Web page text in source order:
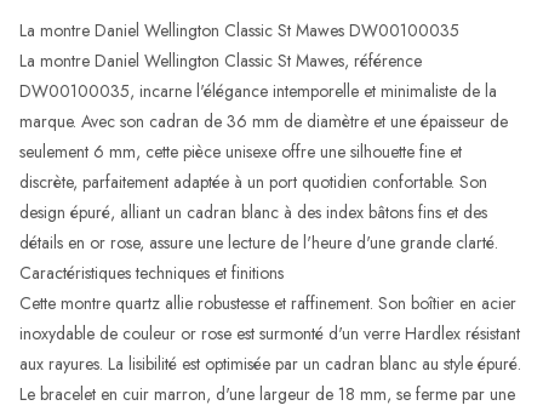
La montre Daniel Wellington Classic St Mawes DW00100035
La montre Daniel Wellington Classic St Mawes, référence
DW00100035, incarne l'élégance intemporelle et minimaliste de la
marque. Avec son cadran de 36 mm de diamètre et une épaisseur de
seulement 6 mm, cette pièce unisexe offre une silhouette fine et
discrète, parfaitement adaptée à un port quotidien confortable. Son
design épuré, alliant un cadran blanc à des index bâtons fins et des
détails en or rose, assure une lecture de l'heure d'une grande clarté.
Caractéristiques techniques et finitions
Cette montre quartz allie robustesse et raffinement. Son boîtier en acier
inoxydable de couleur or rose est surmonté d'un verre Hardlex résistant
aux rayures. La lisibilité est optimisée par un cadran blanc au style épuré.
Le bracelet en cuir marron, d'une largeur de 18 mm, se ferme par une